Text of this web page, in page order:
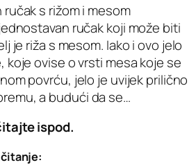
s rižom i mesom
ručak koji može biti
je riža s mesom. Iako i ovo jelo
koje ovise o vrsti mesa koje se
povrću, jelo je uvijek prilično
a budući da se…
ispod.